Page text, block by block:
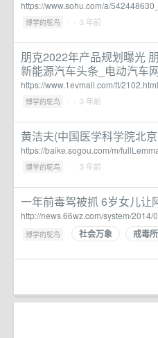
https://www.sohu.com/a/
博学的鸵鸟 · · 3 年前
朋克2022年产品规划曝光
新能源汽车头条_电动汽车
https://www.1evmall.com/tt/2102.html
博学的鸵鸟 · · 3 年前
黄洁夫(中国医学科学院北
https://baike.sogou.com/m/
博学的鸵鸟 · · 3 年前
一年前毒驾被抓 6岁女儿让
http://news.66wz.com/system/
博学的鸵鸟 · 社会万象 戒毒所